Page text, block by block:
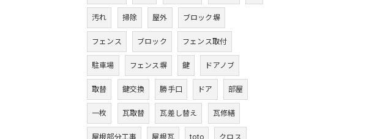
汚れ 掃除 屋外 ブロック塀
フェンス ブロック フェンス取付
駐車場 フェンス塀 鍵 ドアノブ
取替 鍵交換 勝手口 ドア 部屋
一枚 瓦取替 瓦差し替え 瓦修繕
屋根部分工事 屋根瓦 toto クロス